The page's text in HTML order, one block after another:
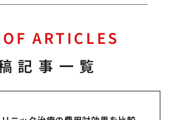
ARTICLES
記事一覧